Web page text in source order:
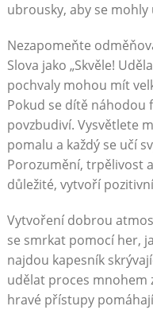
ubrousky, aby se
Nezapomeňte
Slova jako „Skvěle!
pochvaly mohou mít
Pokud se dítě náhodou
povzbudiví. Vysvětlete
pomalu a každý se učí
Porozumění, trpělivost
důležité, vytvoří
Vytvoření dobrou
se smrkat pomocí her,
najdou kapesník
udělat proces mnohem
hravé přístupy